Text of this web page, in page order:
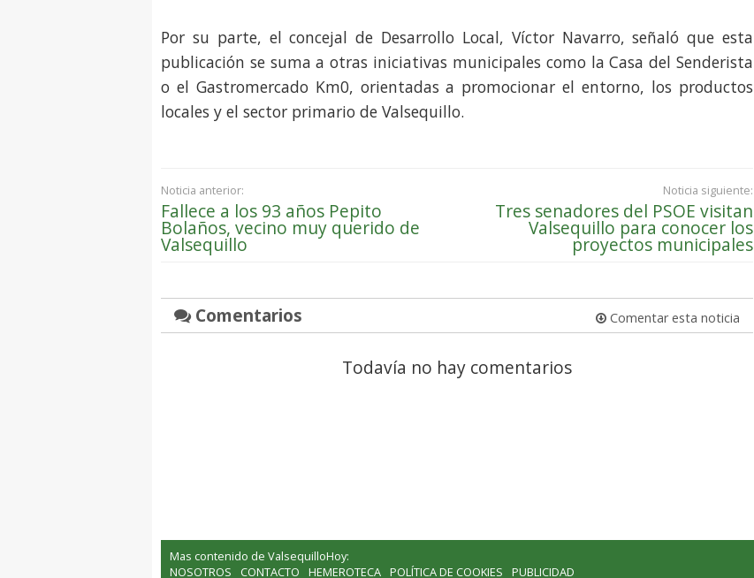
Por su parte, el concejal de Desarrollo Local, Víctor Navarro, señaló que esta
publicación se suma a otras iniciativas municipales como la Casa del Senderista
o el Gastromercado Km0, orientadas a promocionar el entorno, los productos
locales y el sector primario de Valsequillo.
Noticia anterior:
Fallece a los 93 años Pepito
Bolaños, vecino muy querido de
Valsequillo
Noticia siguiente:
Tres senadores del PSOE visitan
Valsequillo para conocer los
proyectos municipales
Comentarios Comentar esta noticia
Todavía no hay comentarios
Mas contenido de ValsequilloHoy:
NOSOTROS
CONTACTO HEMEROTECA POLÍTICA DE COOKIES PUBLICIDAD